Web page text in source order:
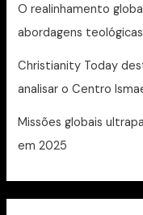
O realinhamento
abordagens teológicas
Christianity Today
analisar o Centro
Missões globais
em 2025